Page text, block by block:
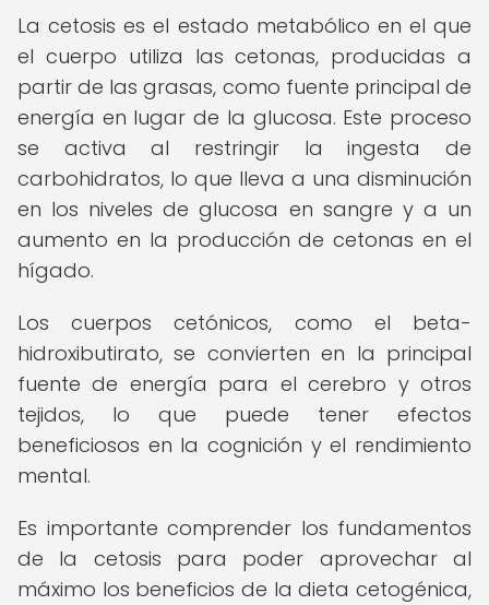
La cetosis es el estado metabólico en el que
el cuerpo utiliza las cetonas, producidas a
partir de las grasas, como fuente principal de
energía en lugar de la glucosa. Este proceso
se activa al restringir la ingesta de
carbohidratos, lo que lleva a una disminución
en los niveles de glucosa en sangre y a un
aumento en la producción de cetonas en el
hígado.
Los cuerpos cetónicos, como el beta-
hidroxibutirato, se convierten en la principal
fuente de energía para el cerebro y otros
tejidos, lo que puede tener efectos
beneficiosos en la cognición y el rendimiento
mental.
Es importante comprender los fundamentos
de la cetosis para poder aprovechar al
máximo los beneficios de la dieta cetogénica,